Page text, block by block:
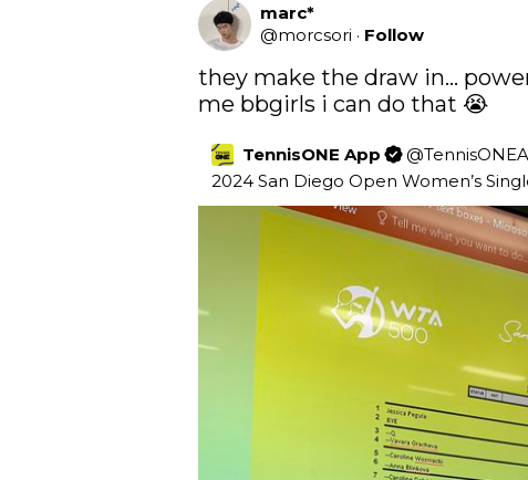
marc*
@morcsori · Follow
they make the draw in…
me bbgirls i can do that 😭
TennisONE App @
2024 San Diego Open Women’s